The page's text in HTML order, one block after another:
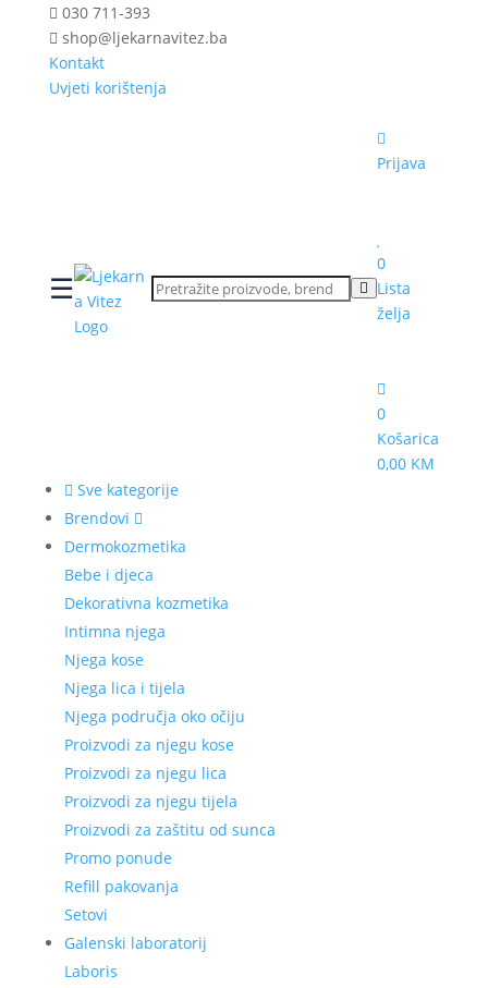
030 711-393
shop@ljekarnavitez.ba
Kontakt
Uvjeti korištenja
☰
Prijava
0
Lista
želja
0
Košarica
0,00 KM
Sve kategorije
Brendovi
Dermokozmetika
Bebe i djeca
Dekorativna kozmetika
Intimna njega
Njega kose
Njega lica i tijela
Njega područja oko očiju
Proizvodi za njegu kose
Proizvodi za njegu lica
Proizvodi za njegu tijela
Proizvodi za zaštitu od sunca
Promo ponude
Refill pakovanja
Setovi
Galenski laboratorij
Laboris